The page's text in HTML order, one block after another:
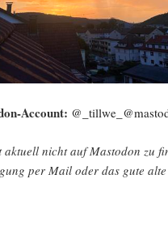
Account:
aktu­ell nicht auf Mast­o­don zu
per Mail oder das gute alte